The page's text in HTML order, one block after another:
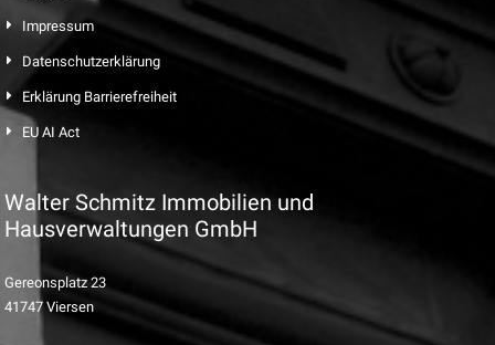
Impressum
Datenschutzerklärung
Erklärung Barrierefreiheit
EU AI Act
Walter Schmitz Immobilien und
Hausverwaltungen GmbH
Gereonsplatz 23
41747 Viersen